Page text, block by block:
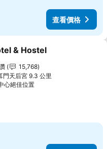
查看價格
我的最愛
& Hostel
15,768
門天后宮 9.3 公里
心絕佳位置